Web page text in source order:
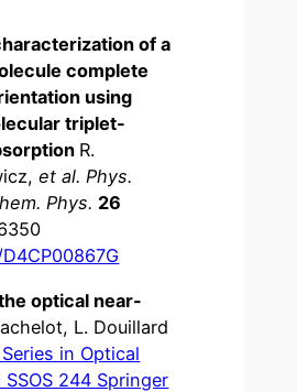
of a
complete
using
triplet-
R.
et al. Phys.
Phys. 26
optical near-
L. Douillard
in Optical
SSOS 244 Springer